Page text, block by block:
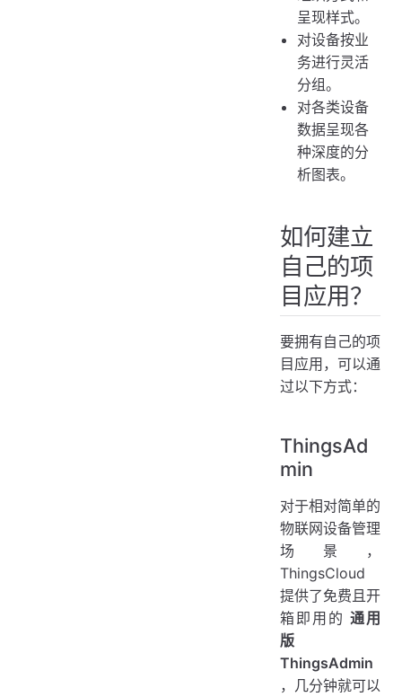
呈现样式。
对设备按业
务进行灵活
分组。
对各类设备
数据呈现各
种深度的分
析图表。
如何建立
自己的项
目应用？
要拥有自己的项
目应用，可以通
过以下方式：
ThingsAd
min
对于相对简单的
物联网设备管理
场景，
ThingsCloud
提供了免费且开
箱即用的通用
版
ThingsAdmin
，几分钟就可以